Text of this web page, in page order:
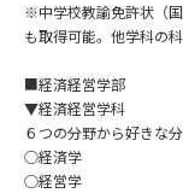
新増設大学・学部・学
データサイエンス特集
デジタルパンフレット
※中学校教諭免許状（
も取得可能。他学科の
■経済経営学部
▼経済経営学科
６つの分野から好きな
○経済学
○経営学